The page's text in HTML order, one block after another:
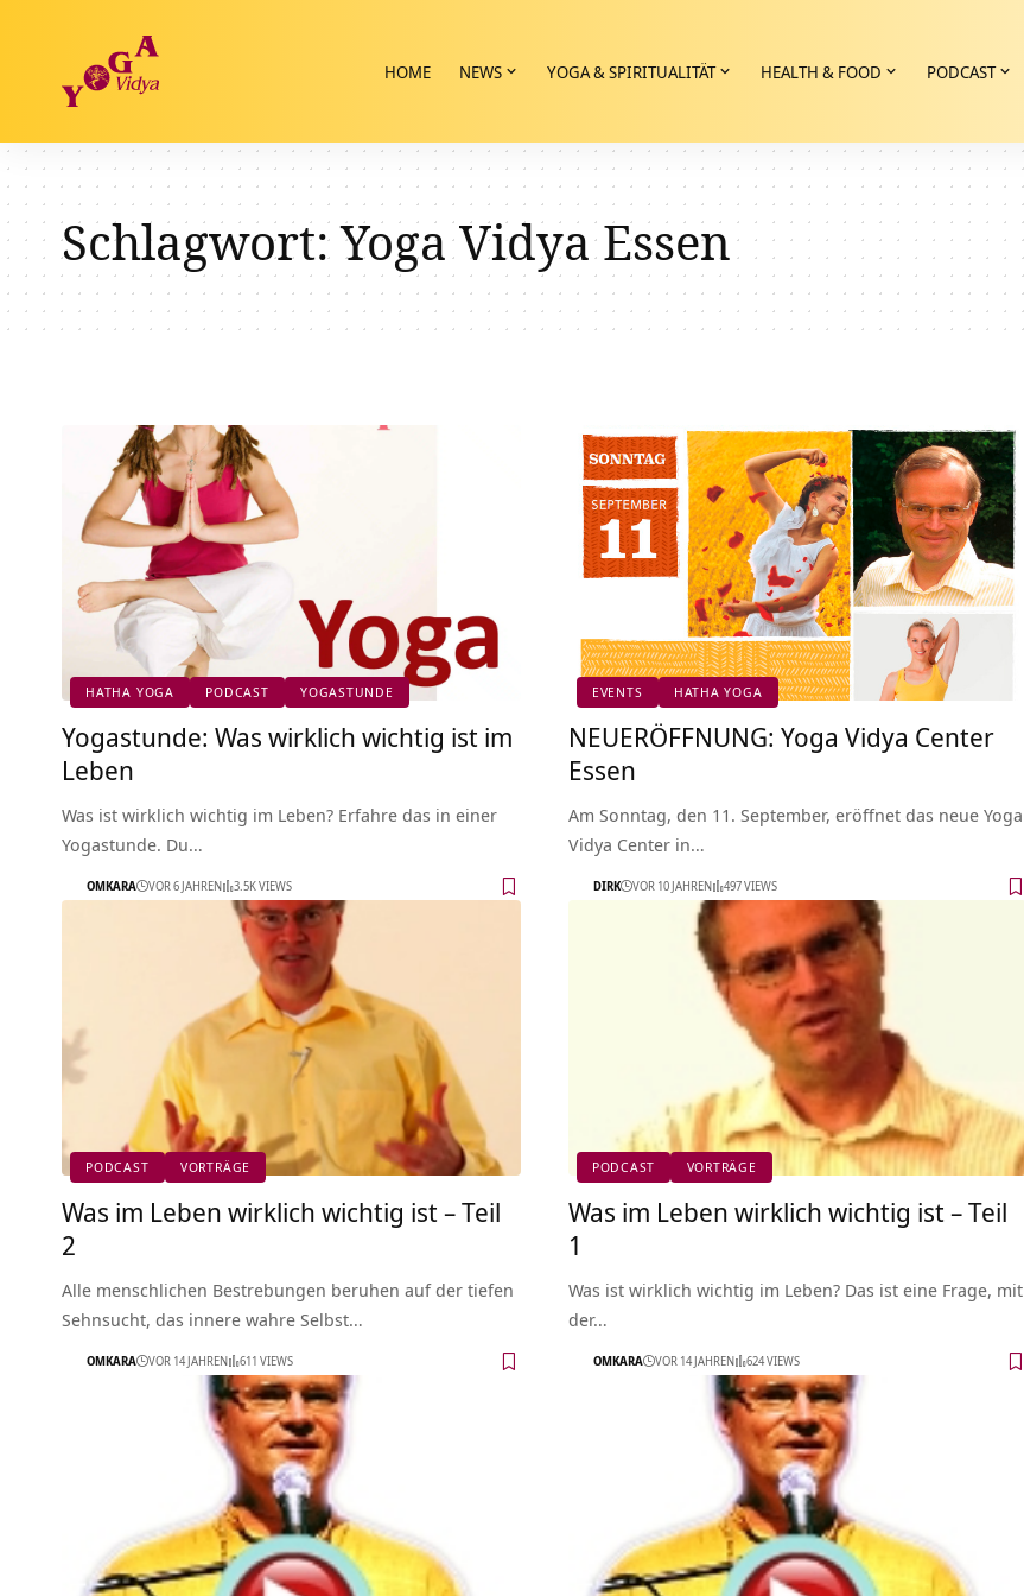
HOME NEWS YOGA & SPIRITUALITÄT HEALTH & FOOD PODCAST
Schlagwort:Yoga Vidya Essen
HATHA YOGA PODCAST YOGASTUNDE
Yogastunde: Was wirklich wichtig ist im
Leben
Was ist wirklich wichtig im Leben? Erfahre das in einer
Yogastunde. Du…
OMKARA VOR 6 JAHREN 3.5K VIEWS
EVENTS HATHA YOGA
NEUERÖFFNUNG: Yoga Vidya Center
Essen
Am Sonntag, den 11. September, eröffnet das neue Yoga
Vidya Center in…
DIRK VOR 10 JAHREN 497 VIEWS
PODCAST VORTRÄGE
Was im Leben wirklich wichtig ist – Teil
2
Alle menschlichen Bestrebungen beruhen auf der tiefen
Sehnsucht, das innere wahre Selbst…
OMKARA VOR 14 JAHREN 611 VIEWS
PODCAST VORTRÄGE
Was im Leben wirklich wichtig ist – Teil
1
Was ist wirklich wichtig im Leben? Das ist eine Frage, mit
der…
OMKARA VOR 14 JAHREN 624 VIEWS